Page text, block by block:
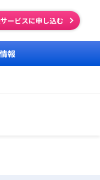
ービスに申し込む
報